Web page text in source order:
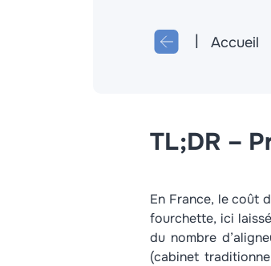
Accueil
TL;DR –
En France, le coût
fourchette, ici
du nombre
(cabinet